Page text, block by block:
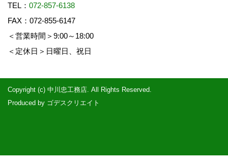
TEL： 072-857-6138
FAX：072-855-6147
＜営業時間＞9:00～18:00
＜定休日＞日曜日、祝日
Copyright (c) 中川忠工務店. All Rights Reserved.
Produced by ゴデスクリエイト